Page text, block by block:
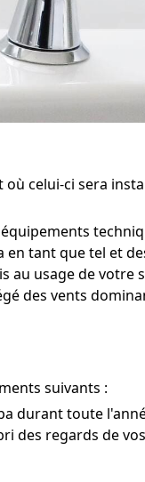
celui-ci sera
tant que tel et
au usage de votre
des vents
suivants :
durant toute
des regards de